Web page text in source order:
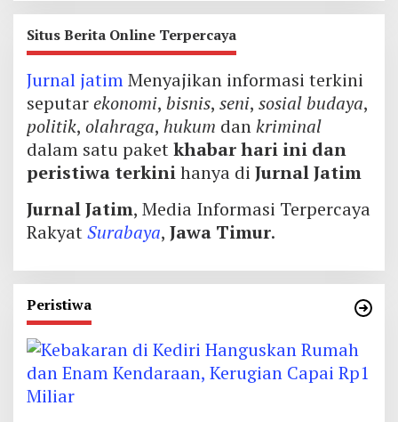
Situs Berita Online Terpercaya
Jurnal jatimMenyajikan informasi terkini
seputarekonomi, bisnis, seni, sosial budaya,
politik, olahraga, hukum dankriminal
dalam satu paketkhabar hari ini dan
peristiwa terkinihanya di Jurnal Jatim
Jurnal Jatim, Media Informasi Terpercaya
RakyatSurabaya, Jawa Timur.
Peristiwa